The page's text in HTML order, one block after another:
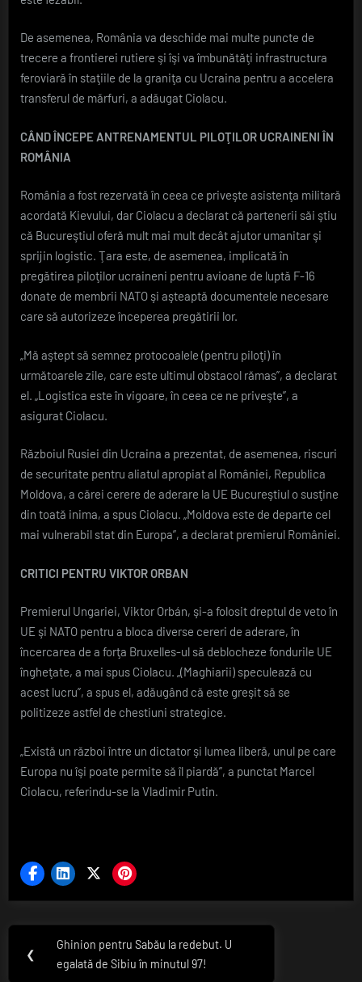
De asemenea, România va deschide mai multe puncte de
trecere a frontierei rutiere şi îşi va îmbunătăţi infrastructura
feroviară în staţiile de la graniţa cu Ucraina pentru a accelera
transferul de mărfuri, a adăugat Ciolacu.
CÂND ÎNCEPE ANTRENAMENTUL PILOŢILOR UCRAINENI ÎN
ROMÂNIA
România a fost rezervată în ceea ce priveşte asistenţa militară
acordată Kievului, dar Ciolacu a declarat că partenerii săi ştiu
că Bucureştiul oferă mult mai mult decât ajutor umanitar şi
sprijin logistic. Ţara este, de asemenea, implicată în
pregătirea piloţilor ucraineni pentru avioane de luptă F-16
donate de membrii NATO şi aşteaptă documentele necesare
care să autorizeze începerea pregătirii lor.
„Mă aştept să semnez protocoalele (pentru piloţi) în
următoarele zile, care este ultimul obstacol rămas”, a declarat
el. „Logistica este în vigoare, în ceea ce ne priveşte”, a
asigurat Ciolacu.
Războiul Rusiei din Ucraina a prezentat, de asemenea, riscuri
de securitate pentru aliatul apropiat al României, Republica
Moldova, a cărei cerere de aderare la UE Bucureştiul o susţine
din toată inima, a spus Ciolacu. „Moldova este de departe cel
mai vulnerabil stat din Europa”, a declarat premierul României.
CRITICI PENTRU VIKTOR ORBAN
Premierul Ungariei, Viktor Orbán, şi-a folosit dreptul de veto în
UE şi NATO pentru a bloca diverse cereri de aderare, în
încercarea de a forţa Bruxelles-ul să deblocheze fondurile UE
îngheţate, a mai spus Ciolacu. „(Maghiarii) speculează cu
acest lucru”, a spus el, adăugând că este greşit să se
politizeze astfel de chestiuni strategice.
„Există un război între un dictator şi lumea liberă, unul pe care
Europa nu îşi poate permite să îl piardă”, a punctat Marcel
Ciolacu, referindu-se la Vladimir Putin.
Navigare
❮
Previous
Post:
Ghinion pentru Sabău la redebut. U
egalată de Sibiu în minutul 97!